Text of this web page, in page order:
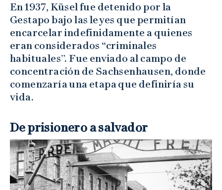
En 1937, Küsel fue detenido por la
Gestapo bajo las leyes que permitían
encarcelar indefinidamente a quienes
eran considerados “criminales
habituales”. Fue enviado al campo de
concentración de Sachsenhausen, donde
comenzaría una etapa que definiría su
vida.
De prisionero a salvador